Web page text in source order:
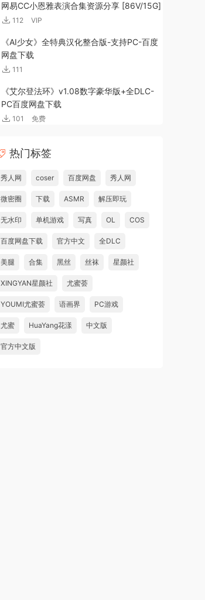
网易CC小恩雅表演合集资源分享 [86V/15G]
112 VIP
《AI少女》全特典汉化整合版-支持PC-百度
网盘下载
111
《艾尔登法环》v1.08数字豪华版+全DLC-
PC百度网盘下载
101 免费
热门标签
秀人网 coser 百度网盘 秀人网
微密圈 下载 ASMR 解压即玩
无水印 单机游戏 写真 OL COS
百度网盘下载 官方中文 全DLC
美腿 合集 黑丝 丝袜 星颜社
XINGYAN星颜社 尤蜜荟
YOUMI尤蜜荟 语画界 PC游戏
尤蜜 HuaYang花漾 中文版
官方中文版